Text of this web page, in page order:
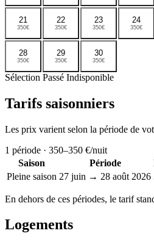
21
350€
22
350€
23
350€
24
350€
28
350€
29
350€
30
350€
Sélection Passé Indisponible
Tarifs saisonniers
Les prix varient selon la période de
1 période · 350–350 €/nuit
Saison
Période
Pleine saison 27 juin → 28 août 2026
En dehors de ces périodes, le tarif
Logements